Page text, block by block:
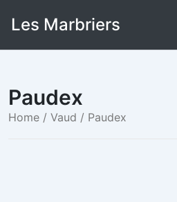
Les Marbriers
Paudex
Home / Vaud / Paudex